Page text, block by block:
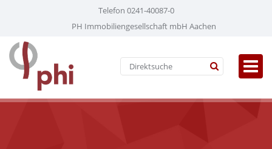
Telefon 0241-40087-0
PH Immobiliengesellschaft mbH Aachen